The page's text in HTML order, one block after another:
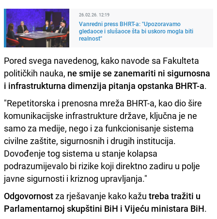
26.02.26. 12:19
Vanredni press BHRT-a: "Upozoravamo
gledaoce i slušaoce šta bi uskoro mogla biti
realnost"
Pored svega navedenog, kako navode sa Fakulteta
političkih nauka, ne smije se zanemariti ni sigurnosna
i infrastrukturna dimenzija pitanja opstanka BHRT-a.
"Repetitorska i prenosna mreža BHRT-a, kao dio šire
komunikacijske infrastrukture države, ključna je ne
samo za medije, nego i za funkcionisanje sistema
civilne zaštite, sigurnosnih i drugih institucija.
Dovođenje tog sistema u stanje kolapsa
podrazumijevalo bi rizike koji direktno zadiru u polje
javne sigurnosti i kriznog upravljanja."
Odgovornostza rješavanje kako kažu treba tražiti u
Parlamentarnoj skupštini BiH i Vijeću ministara BiH.